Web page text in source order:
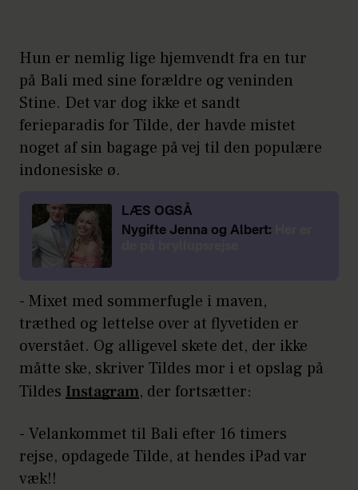
Hun er nemlig lige hjemvendt fra en tur
på Bali med sine forældre og veninden
Stine. Det var dog ikke et sandt
ferieparadis for Tilde, der havde mistet
noget af sin bagage på vej til den populære
indonesiske ø.
LÆS OGSÅ
Nygifte Jenna og Albert:
- Mixet med sommerfugle i maven,
træthed og lettelse over at flyvetiden er
overstået. Og alligevel skete det, der ikke
måtte ske, skriver Tildes mor i et opslag på
Tildes Instagram, der fortsætter:
- Velankommet til Bali efter 16 timers
rejse, opdagede Tilde, at hendes iPad var
væk!!